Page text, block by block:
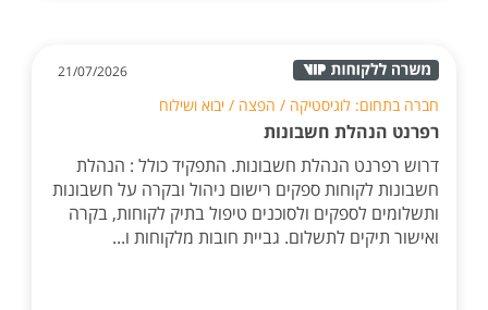
21/07/2026
חברה בתחום: לוגיסטיקה / הפצה / יבוא ושילוח
רפרנט הנהלת חשבונות
דרוש רפרנט הנהלת חשבונות. התפקיד כולל : הנהלת
חשבונות לקוחות ספקים רישום ניהול ובקרה על חשבונות
ותשלומים לספקים ולסוכנים טיפול בתיק לקוחות, בקרה
ואישור תיקים לתשלום. גביית חובות מלקוחות ו...